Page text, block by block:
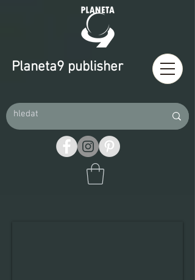
Planeta9 publisher